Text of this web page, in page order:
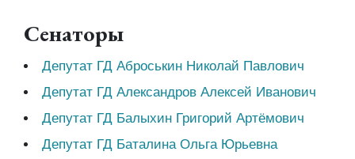
Сенаторы
Депутат ГД Аброськин Николай Павлович
Депутат ГД Александров Алексей Иванович
Депутат ГД Балыхин Григорий Артёмович
Депутат ГД Баталина Ольга Юрьевна